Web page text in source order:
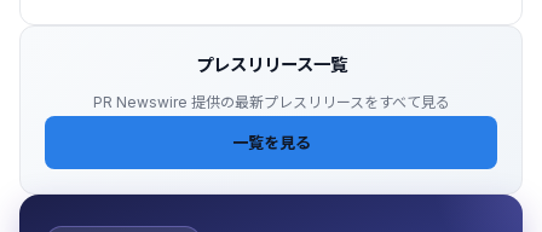
プレスリリース一覧
PR Newswire 提供の最新プレスリリースをすべて見る
一覧を見る